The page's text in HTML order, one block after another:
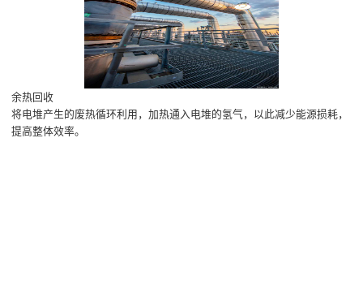
余热回收
将电堆产生的废热循环利用，加热通入电堆的氢气，以此减少能源损耗，
提高整体效率。